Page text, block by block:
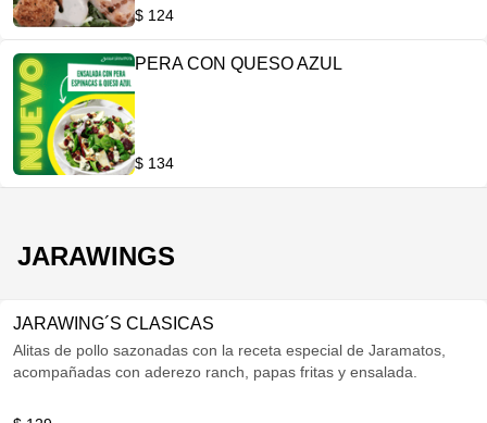
$ 124
PERA CON QUESO AZUL
$ 134
JARAWINGS
JARAWING´S CLASICAS
Alitas de pollo sazonadas con la receta especial de Jaramatos,
acompañadas con aderezo ranch, papas fritas y ensalada.